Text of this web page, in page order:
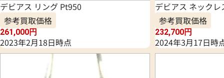
デビアス リング Pt950
参考買取価格
261,000円
2023年2月18日時点
デビアス ネックレ
参考買取価格
232,700円
2024年3月17日時